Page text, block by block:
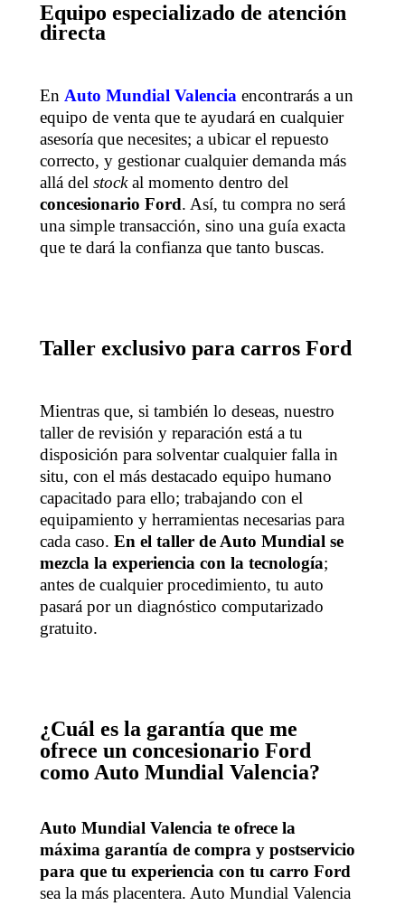
Equipo especializado de atención
directa
En Auto Mundial Valencia encontrarás a un
equipo de venta que te ayudará en cualquier
asesoría que necesites; a ubicar el repuesto
correcto, y gestionar cualquier demanda más
allá del stockal momento dentro del
concesionario Ford. Así, tu compra no será
una simple transacción, sino una guía exacta
que te dará la confianza que tanto buscas.
Taller exclusivo para carros Ford
Mientras que, si también lo deseas, nuestro
taller de revisión y reparación está a tu
disposición para solventar cualquier falla in
situ, con el más destacado equipo humano
capacitado para ello; trabajando con el
equipamiento y herramientas necesarias para
cada caso. En el taller de Auto Mundial se
mezcla la experiencia con la tecnología;
antes de cualquier procedimiento, tu auto
pasará por un diagnóstico computarizado
gratuito.
¿Cuál es la garantía que me
ofrece un concesionario Ford
como Auto Mundial Valencia?
Auto Mundial Valencia te ofrece la
máxima garantía de compra y postservicio
para que tu experiencia con tu carro Ford
sea la más placentera. Auto Mundial Valencia